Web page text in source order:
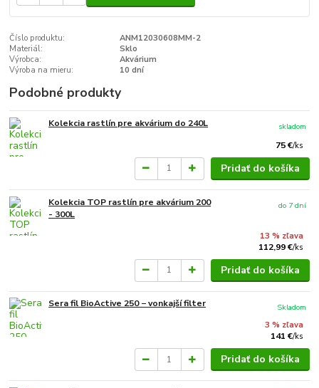
Číslo produktu:
ANM12030608MM-2
Materiál:
Sklo
Výrobca:
Akvárium
Výroba na mieru:
10 dní
Podobné produkty
Kolekcia rastlín pre akvárium do 240L
75 €/ks
skladom
Pridať do košíka
Kolekcia TOP rastlín pre akvárium 200
- 300L
13 % zľava
112,99 €/ks
do 7 dní
Pridať do košíka
Sera fil BioActive 250 − vonkajší filter
3 % zľava
141 €/ks
Skladom
Pridať do košíka